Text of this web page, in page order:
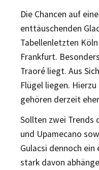
Die Chancen auf
enttäuschenden
Tabellenletzten
Frankfurt.
Traoré liegt. Aus
Flügel liegen.
gehören derzeit
Sollten zwei Trends
und Upamecano
Gulacsi dennoch
stark davon